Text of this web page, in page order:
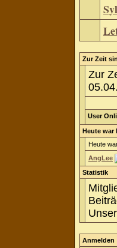
Zur Zeit
Zur
User
Heute war
Heute
AngLee
Statistik
Anmelden